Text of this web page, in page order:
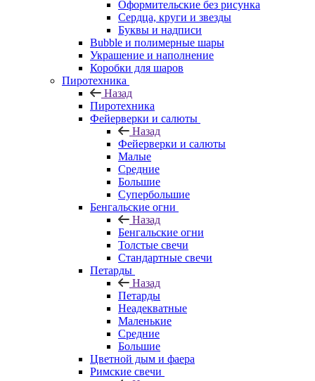
Оформительские без рисунка
Сердца, круги и звезды
Буквы и надписи
Bubble и полимерные шары
Украшение и наполнение
Коробки для шаров
Пиротехника
Назад
Пиротехника
Фейерверки и салюты
Назад
Фейерверки и салюты
Малые
Средние
Большие
Супербольшие
Бенгальские огни
Назад
Бенгальские огни
Толстые свечи
Стандартные свечи
Петарды
Назад
Петарды
Неадекватные
Маленькие
Средние
Большие
Цветной дым и фаера
Римские свечи